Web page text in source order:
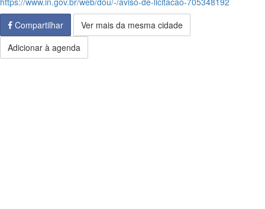
Compartilhar
Ver mais da mesma cidade
Adicionar à agenda